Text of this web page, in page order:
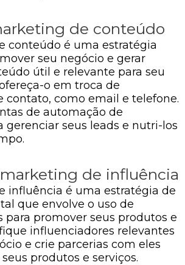
de conteúdo
conteúdo é uma estratégia
seu negócio e gerar
útil e relevante para seu
o em troca de
contato, como email e telefone.
de automação de
gerenciar seus leads e nutri-los
de influência
influência é uma estratégia de
que envolve o uso de
para promover seus produtos e
influenciadores relevantes
e crie parcerias com eles
produtos e serviços.